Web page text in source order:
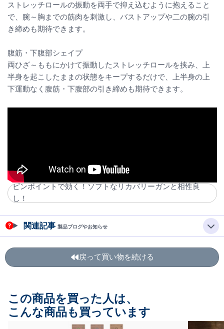
ストレッチロールの振動を両手で抑え込むように抱えること
で、腕～胸までの筋肉を刺激し、バストアップや二の腕の引
き締めも期待できます。
腹筋・下腹部シェイプ
両ひざ～ももにかけて振動したストレッチロールを挟み、上
半身を起こしたままの状態をキープするだけで、上半身の上
下運動なく腹筋・下腹部の引き締めも期待できます。
ピンポイントで効く！ソフトなリカバリーガンと相性良
し！
関連記事 製品ブログやお知らせ
戻って買い物を続ける
この商品を買った人は、
こんな商品も買っています